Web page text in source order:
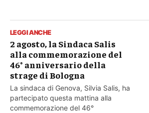
LEGGI ANCHE
2 agosto, la Sindaca Salis
alla commemorazione del
46° anniversario della
strage di Bologna
La sindaca di Genova, Silvia Salis, ha
partecipato questa mattina alla
commemorazione del 46°